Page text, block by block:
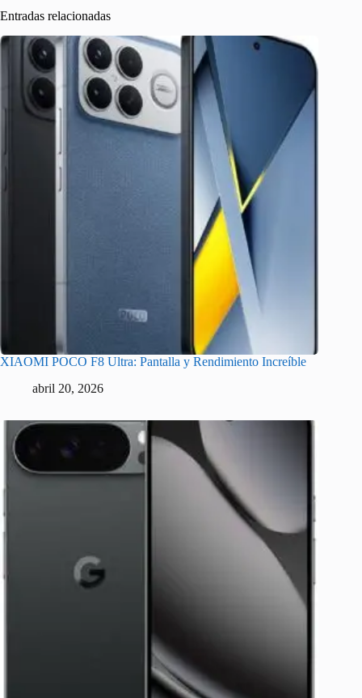
Entradas relacionadas
XIAOMI POCO F8 Ultra: Pantalla y Rendimiento Increíble
abril 20, 2026